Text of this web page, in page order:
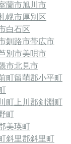
蘭市旭川市
幌市厚別区
白石区
釧路市帯広市
別市美唄市
市北見市
町留萌郡小平町
町 上川郡剣淵町
町
美瑛町
斜里郡斜里町